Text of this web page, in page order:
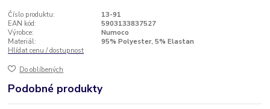
Číslo produktu:
13-91
EAN kód:
5903133837527
Výrobce:
Numoco
Materiál:
95% Polyester, 5% Elastan
Hlídat cenu / dostupnost
Do oblíbených
Podobné produkty